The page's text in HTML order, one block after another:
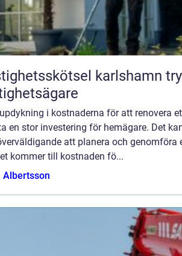
karlshamn trygg vardag för
i kostnaderna för att renovera
en stor investering för hemägare. Det
att planera och genomföra
kommer till kostnaden fö...
Albertsson